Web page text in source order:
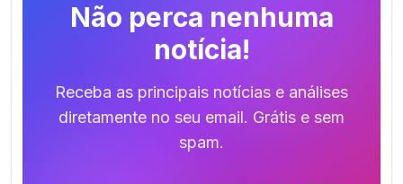
Não perca nenhuma
notícia!
Receba as principais notícias e análises
diretamente no seu email. Grátis e sem
spam.